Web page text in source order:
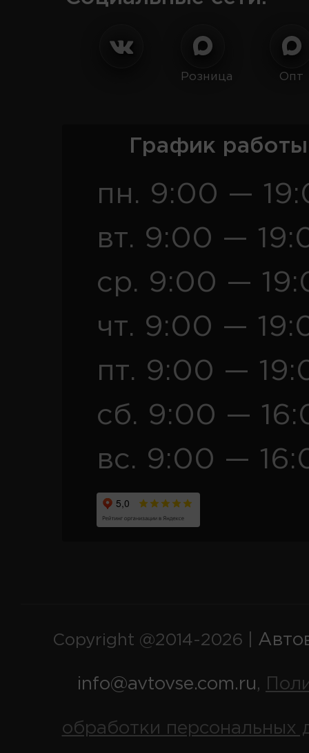
Розница Опт
График
пн. 9:00 —
вт. 9:00 —
ср. 9:00 —
чт. 9:00 —
пт. 9:00 —
сб. 9:00 —
вс. 9:00 —
Copyright @2014-2026 |
info@avtovse.com.ru,
обработки персональных